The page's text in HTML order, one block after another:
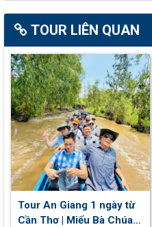
TOUR LIÊN QUAN
Tour An Giang 1 ngày từ
Cần Thơ | Miếu Bà Chúa